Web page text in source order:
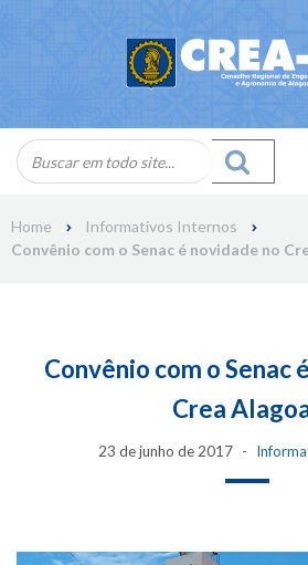
Home
Informativos Internos
Convênio com o Senac é novidade no
Convênio com o Senac
Crea
23 de junho de 2017